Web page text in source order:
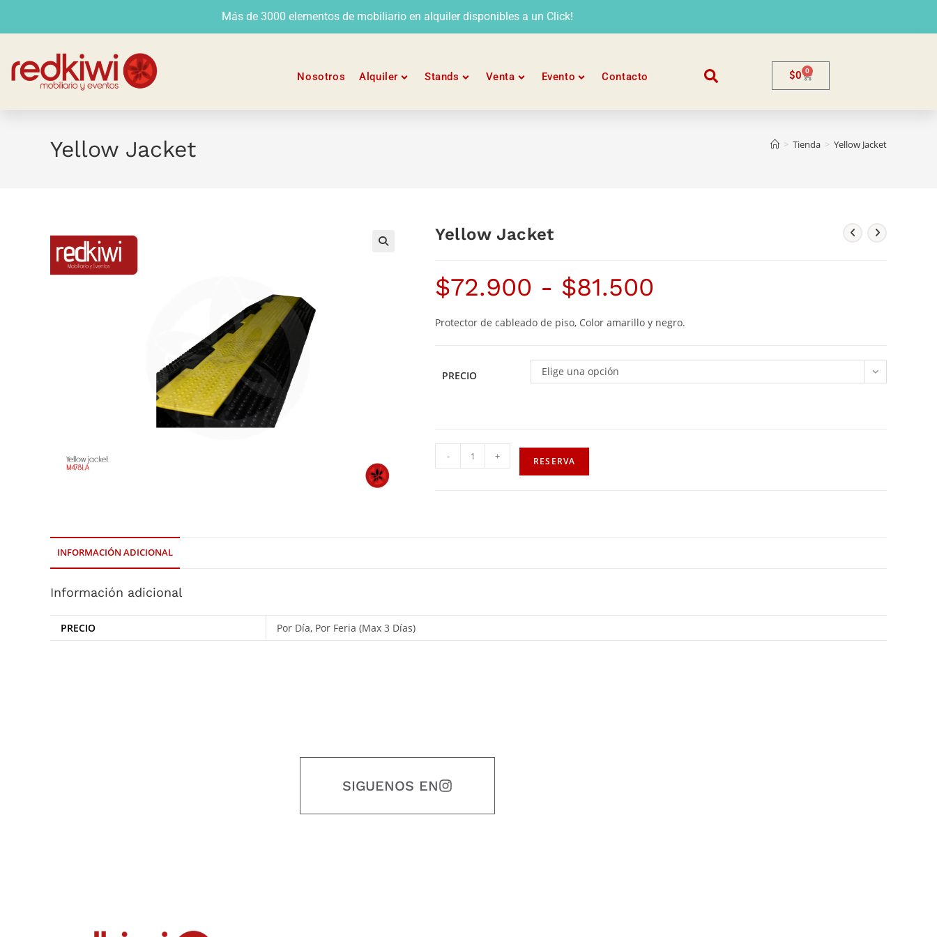
Más de 3000 elementos de mobiliario en alquiler disponibles a un Click!
Nosotros Alquiler Stands Venta Evento Contacto $0 0
Yellow Jacket > Tienda > Yellow Jacket
Yellow Jacket
$72.900 - $81.500
Protector de cableado de piso, Color amarillo y negro.
PRECIO Elige una opción
- + RESERVA
INFORMACIÓN ADICIONAL
Información adicional
PRECIO Por Día, Por Feria (Max 3 Días)
SIGUENOS EN